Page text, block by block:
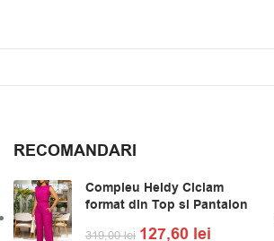
RECOMANDARI
Compleu Heidy Ciclam
format din Top si Pantalon
319,00lei 127,60 lei